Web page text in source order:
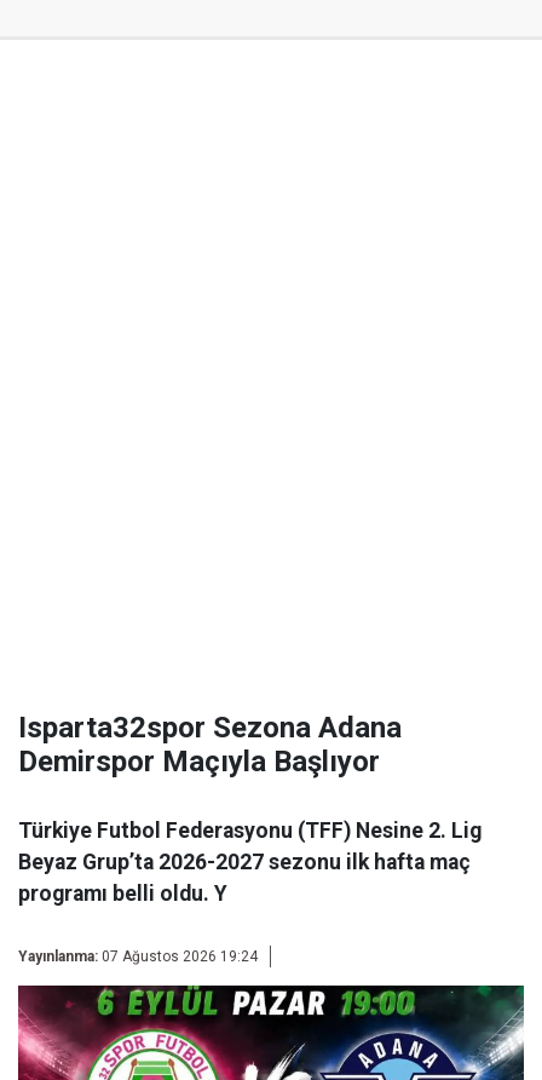
Isparta32spor Sezona Adana
Demirspor Maçıyla Başlıyor
Türkiye Futbol Federasyonu (TFF) Nesine 2. Lig
Beyaz Grup’ta 2026-2027 sezonu ilk hafta maç
programı belli oldu. Y
Yayınlanma: 07 Ağustos 2026 19:24